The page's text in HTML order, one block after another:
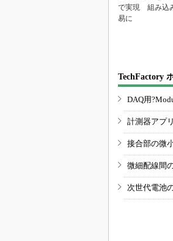
で実現 組み込
易に
TechFactory
DAQ用
計測器アプ
接合部の微
微細配線間
次世代電池